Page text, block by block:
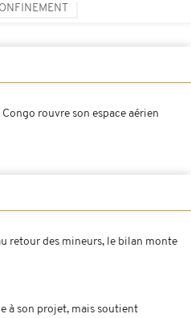
rouvre son espace aérien
retour des mineurs, le bilan monte
à son projet, mais soutient